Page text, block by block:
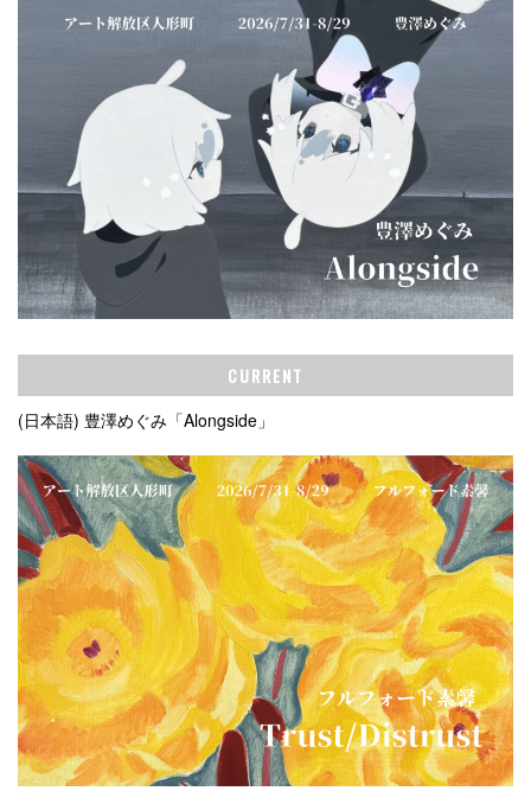
CURRENT
(日本語) 豊澤めぐみ「Alongside」